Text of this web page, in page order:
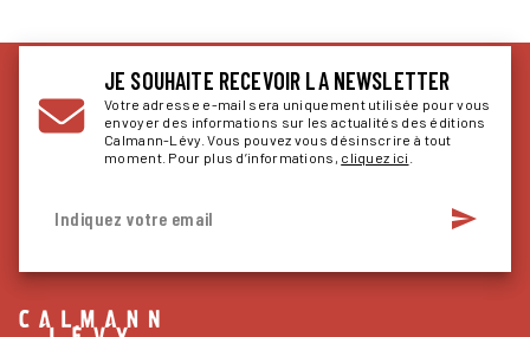
JE SOUHAITE RECEVOIR LA NEWSLETTER
Votre adresse e-mail sera uniquement utilisée pour vous
envoyer des informations sur les actualités des éditions
Calmann-Lévy. Vous pouvez vous désinscrire à tout
moment. Pour plus d’informations, cliquez ici
Indiquez votre email send